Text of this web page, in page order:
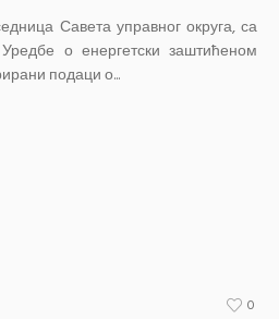
Савета управног округа, са
о енергетски заштићеном
подаци о...
0